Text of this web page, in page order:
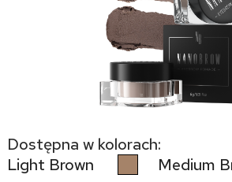
Dostępna w kolorach:
Light Brown
Medium